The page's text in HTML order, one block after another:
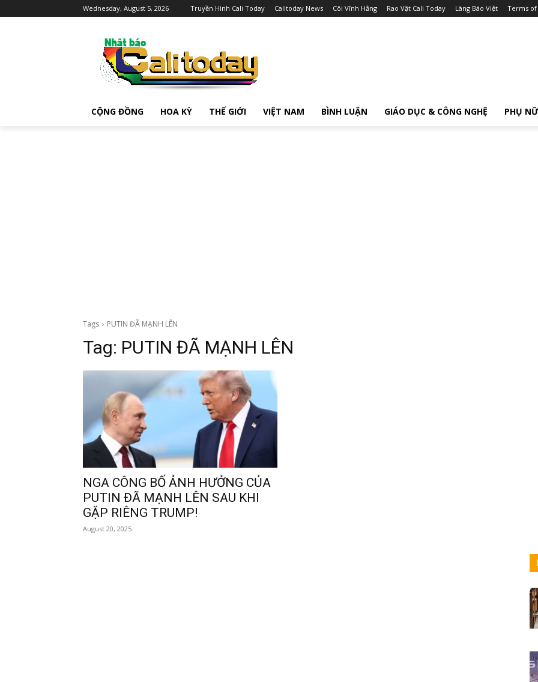
Wednesday, August 5, 2026 Truyền Hình Cali Today Calitoday News Cõi Vĩnh Hằng Rao Vặt Cali Today Làng Báo Việt Terms of
CỘNG ĐỒNG HOA KỲ THẾ GIỚI VIỆT NAM BÌNH LUẬN GIÁO DỤC & CÔNG NGHỆ PHỤ NỮ
Tags PUTIN ĐÃ MẠNH LÊN
Tag: PUTIN ĐÃ MẠNH LÊN
NGA CÔNG BỐ ẢNH HƯỞNG CỦA
PUTIN ĐÃ MẠNH LÊN SAU KHI
GẶP RIÊNG TRUMP!
August 20, 2025